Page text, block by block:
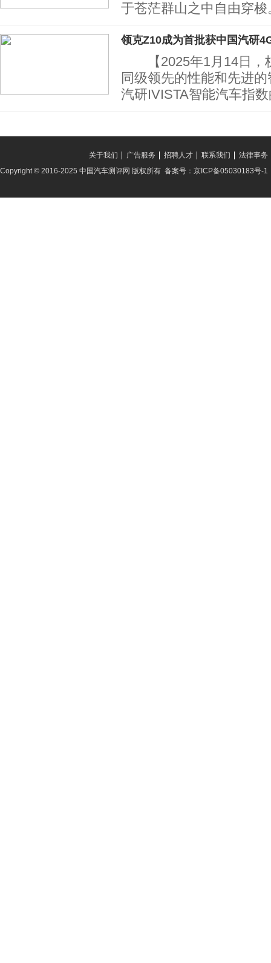
于苍茫群山之中自由穿
领克Z10成为首批获中国汽研
【2025年1月14日，
同级领先的性能和先进
汽研IVISTA智能汽车指
法律事务
联系我们
招聘人才
广告服务
关于我们
Copyright © 2016-2025 中国汽车测评网 版权所有 备案号：京ICP备05030183号-1